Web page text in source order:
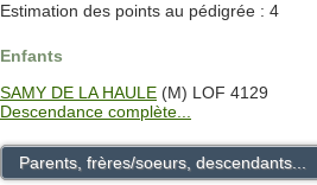
Estimation des points au pédigrée : 4
Enfants
SAMY DE LA HAULE (M) LOF 4129
Descendance complète...
Parents, frères/soeurs, descendants...